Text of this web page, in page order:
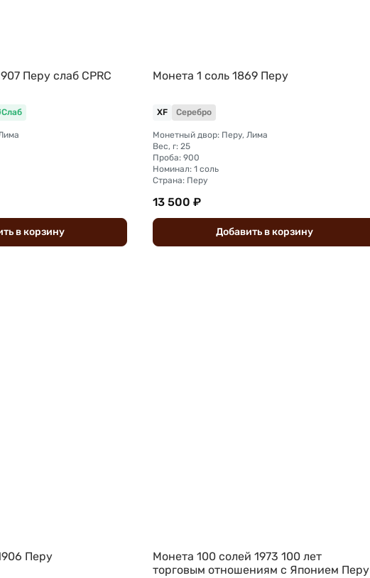
Перу слаб CPRC
Слаб
вкорзину
Монета 1 соль 1869 Перу
XF Серебро
Монетный двор: Перу, Лима
Вес, г: 25
Проба: 900
Номинал: 1 соль
Страна: Перу
13 500 ₽
Добавить вкорзину
Перу
Монета 100 солей 1973 100 лет
торговым отношениям с Японием Перу